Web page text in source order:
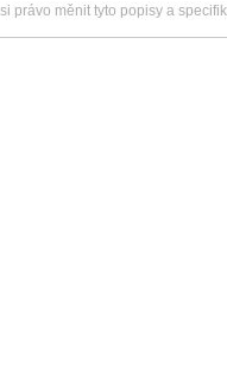
právo měnit tyto popisy a